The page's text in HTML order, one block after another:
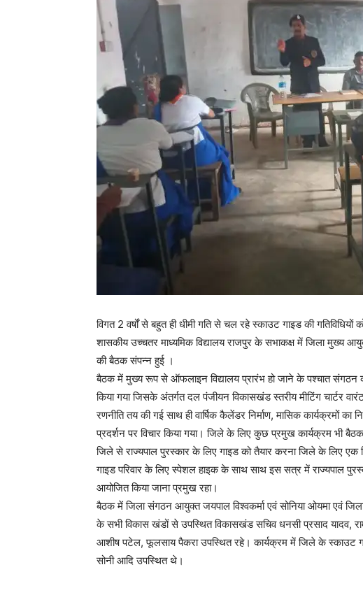
विगत 2 वर्षों से बहुत ही धीमी गति से चल रहे स्काउट गाइड की
शासकीय उच्चतर माध्यमिक विद्यालय राजपुर के सभाकक्ष में जिला मुख्य
की बैठक संपन्न हुई ।
बैठक में मुख्य रूप से ऑफलाइन विद्यालय प्रारंभ हो जाने के पश्चात संगठन
किया गया जिसके अंतर्गत दल पंजीयन विकासखंड स्तरीय मीटिंग चार्टर
रणनीति तय की गई साथ ही वार्षिक कैलेंडर निर्माण, मासिक कार्यक्रमों
प्रदर्शन पर विचार किया गया। जिले के लिए कुछ प्रमुख कार्यक्रम भी
जिले से राज्यपाल पुरस्कार के लिए गाइड को तैयार करना जिले के लिए
गाइड परिवार के लिए स्पेशल हाइक के साथ साथ इस सत्र में राज्यपाल
आयोजित किया जाना प्रमुख रहा।
बैठक में जिला संगठन आयुक्त जयपाल विश्वकर्मा एवं सोनिया ओयमा एवं
के सभी विकास खंडों से उपस्थित विकासखंड सचिव धनसी प्रसाद यादव,
आशीष पटेल, फूलसाय पैकरा उपस्थित रहे। कार्यक्रम में जिले के स्काउट
सोनी आदि उपस्थित थे।